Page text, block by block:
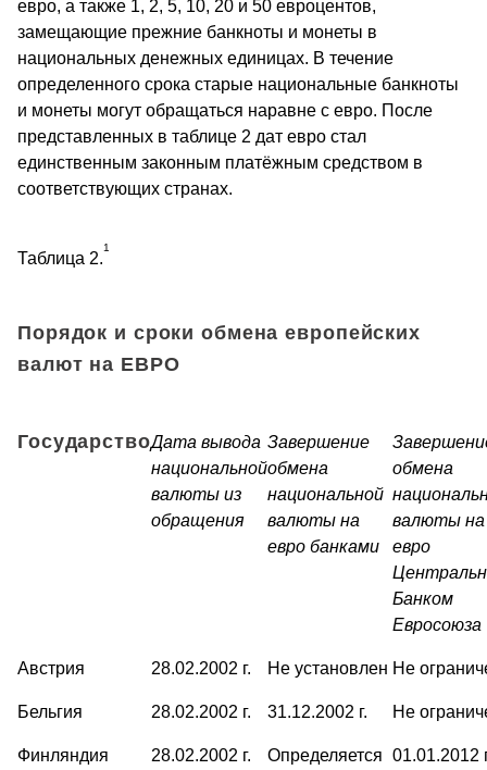
евро, а также 1, 2, 5, 10, 20 и 50 евроцентов,
замещающие прежние банкноты и монеты в
национальных денежных единицах. В течение
определенного срока старые национальные банкноты
и монеты могут обращаться наравне с евро. После
представленных в таблице 2 дат евро стал
единственным законным платёжным средством в
соответствующих странах.
Таблица 2.
1
Порядок и сроки обмена европейских
валют на ЕВРО
ГосударствоДата вывода
национальной
валюты из
обращения
Завершение
обмена
национальной
валюты на
евро банками
обмена
валюты на
евро
Банком
Евросоюза
Австрия 28.02.2002 г. Не установлен Не
Бельгия 28.02.2002 г. 31.12.2002 г. Не
Финляндия 28.02.2002 г.
Определяется 01.01.2012